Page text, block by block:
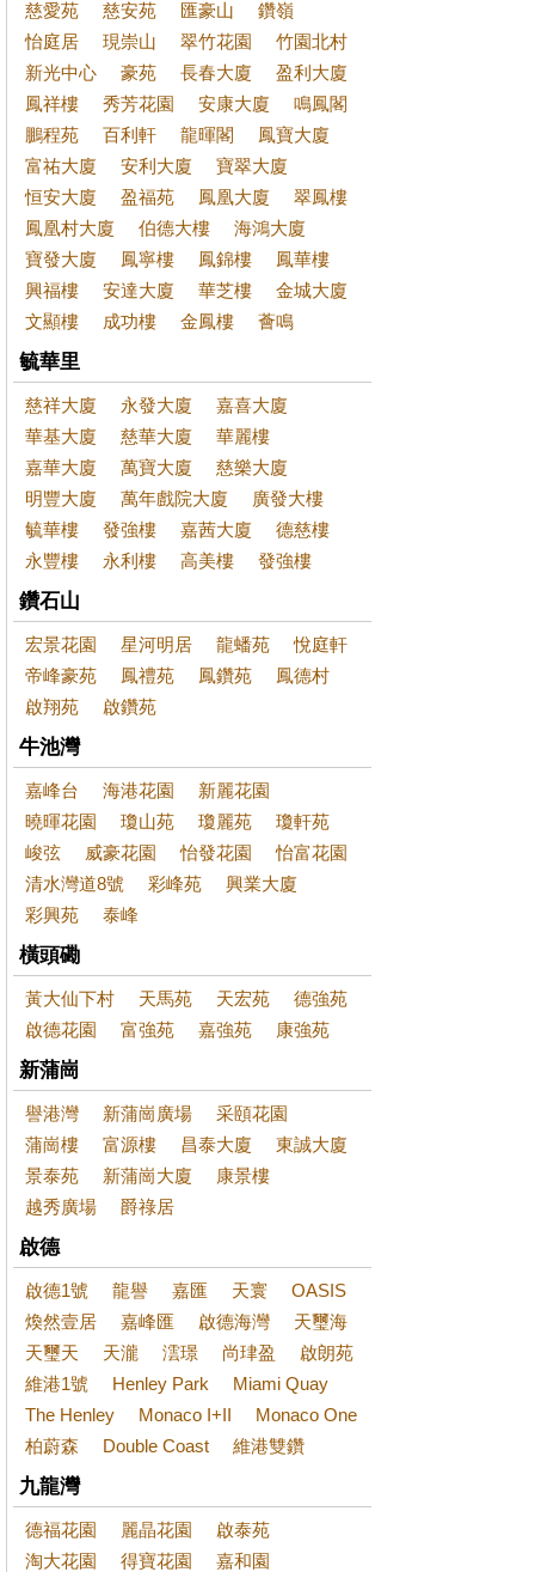
慈愛苑 慈安苑 匯豪山
鑽嶺
怡庭居
現崇山 翠竹花園
竹園北村
新光中心
豪苑 長春大廈
盈利大廈
鳳祥樓
秀芳花園 安康大廈
鳴鳳閣
鵬程苑
百利軒 龍暉閣
鳳寶大廈
富祐大廈
安利大廈
寶翠大廈
恒安大廈
盈福苑 鳳凰大廈
翠鳳樓
鳳凰村大廈
伯德大樓
海鴻大廈
寶發大廈
鳳寧樓 鳳錦樓
鳳華樓
興福樓
安達大廈 華芝樓
金城大廈
文顯樓
成功樓 金鳳樓 薈鳴
毓華里
慈祥大廈 永發大廈
嘉喜大廈
華基大廈
慈華大廈
華麗樓
嘉華大廈
萬寶大廈
慈樂大廈
明豐大廈
萬年戲院大廈
廣發大樓
毓華樓
發強樓 嘉茜大廈
德慈樓
永豐樓
永利樓 高美樓 發強樓
鑽石山
宏景花園 星河明居 龍蟠苑
悅庭軒
帝峰豪苑
鳳禮苑 鳳鑽苑
鳳德村
啟翔苑
啟鑽苑
牛池灣
嘉峰台 海港花園
新麗花園
曉暉花園
瓊山苑 瓊麗苑
瓊軒苑
峻弦
威豪花園 怡發花園
怡富花園
清水灣道8號
彩峰苑
興業大廈
彩興苑
泰峰
橫頭磡
黃大仙下村 天馬苑 天宏苑
德強苑
啟德花園
富強苑 嘉強苑 康強苑
新蒲崗
譽港灣 新蒲崗廣場
采頤花園
蒲崗樓
富源樓 昌泰大廈
東誠大廈
景泰苑
新蒲崗大廈
康景樓
越秀廣場
爵祿居
啟德
啟德1號 龍譽 嘉匯 天寰
OASIS
煥然壹居
嘉峰匯 啟德海灣
天璽海
天璽天
天瀧 澐璟 尚珒盈
啟朗苑
維港1號
Henley Park
Miami Quay
The Henley
Monaco I+II
Monaco One
柏蔚森
Double Coast 維港雙鑽
九龍灣
德福花園 麗晶花園
啟泰苑
淘大花園
得寶花園 嘉和園